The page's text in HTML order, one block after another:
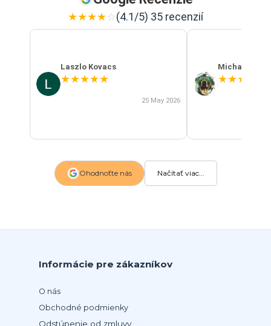
★★★★☆(4.1/5) 35 recenzií
Laszlo Kovacs
★★★★★
25 May 2026
Michal Szabo
★★★
Ohodnoťte nás Načítať viac...
Informácie pre zákazníkov
O nás
Obchodné podmienky
Odstúpenie od zmluvy